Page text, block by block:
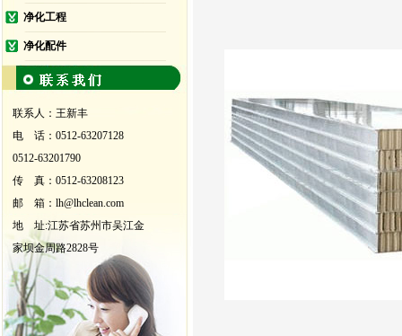
净化工程
净化配件
联系人：王新丰
电 话：0512-63207128
0512-63201790
传 真：0512-63208123
邮 箱：lh@lhclean.com
地 址:江苏省苏州市吴江金
家坝金周路2828号